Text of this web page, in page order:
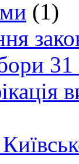
(1)